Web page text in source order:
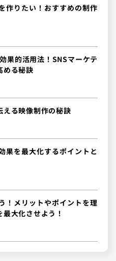
作りたい！おすすめの制作
果的活用法！SNSマーケテ
める秘訣
える映像制作の秘訣
果を最大化するポイントと
！メリットやポイントを理
大化させよう！